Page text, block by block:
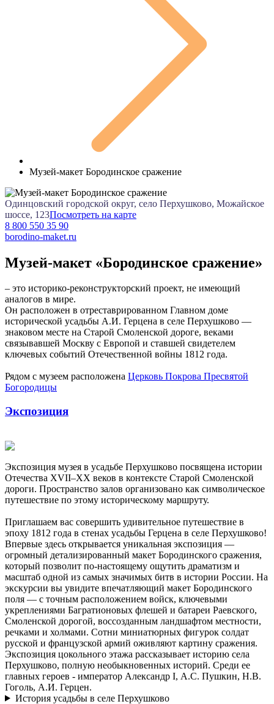
Музей-макет Бородинское сражение
Одинцовский городской округ, село Перхушково, Можайское
шоссе, 123Посмотреть на карте
8 800 550 35 90
borodino-maket.ru
Музей-макет «Бородинское сражение»
– это историко-реконструкторский проект, не имеющий
аналогов в мире.
Он расположен в отреставрированном Главном доме
исторической усадьбы А.И. Герцена в селе Перхушково —
знаковом месте на Старой Смоленской дороге, веками
связывавшей Москву с Европой и ставшей свидетелем
ключевых событий Отечественной войны 1812 года.
Рядом с музеем расположена Церковь Покрова Пресвятой
Богородицы
Экспозиция
Экспозиция музея в усадьбе Перхушково посвящена истории
Отечества XVII–XX веков в контексте Старой Смоленской
дороги. Пространство залов организовано как символическое
путешествие по этому историческому маршруту.
Приглашаем вас совершить удивительное путешествие в
эпоху 1812 года в стенах усадьбы Герцена в селе Перхушково!
Впервые здесь открывается уникальная экспозиция —
огромный детализированный макет Бородинского сражения,
который позволит по‑настоящему ощутить драматизм и
масштаб одной из самых значимых битв в истории России. На
экскурсии вы увидите впечатляющий макет Бородинского
поля — с точным расположением войск, ключевыми
укреплениями Багратионовых флешей и батареи Раевского,
Смоленской дорогой, воссозданным ландшафтом местности,
речками и холмами. Сотни миниатюрных фигурок солдат
русской и французской армий оживляют картину сражения.
Экспозиция цокольного этажа рассказывает историю села
Перхушково, полную необыкновенных историй. Среди ее
главных героев - император Александр I, А.С. Пушкин, Н.В.
Гоголь, А.И. Герцен.
История усадьбы в селе Перхушково